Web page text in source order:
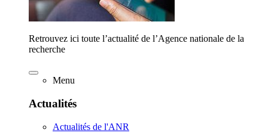
Retrouvez ici toute l’actualité de l’Agence nationale de la
recherche
Menu
Actualités
Actualités de l'ANR